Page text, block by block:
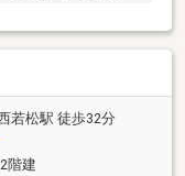
若松駅 徒歩32分
階建